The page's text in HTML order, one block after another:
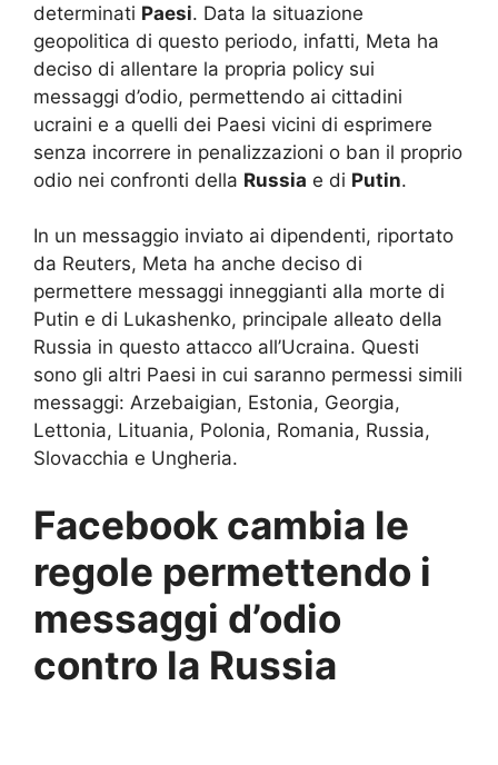
determinati Paesi. Data la situazione
geopolitica di questo periodo, infatti, Meta ha
deciso di allentare la propria policy sui
messaggi d’odio, permettendo ai cittadini
ucraini e a quelli dei Paesi vicini di esprimere
senza incorrere in penalizzazioni o ban il proprio
odio nei confronti della Russia e di Putin.
In un messaggio inviato ai dipendenti, riportato
da Reuters, Meta ha anche deciso di
permettere messaggi inneggianti alla morte di
Putin e di Lukashenko, principale alleato della
Russia in questo attacco all’Ucraina. Questi
sono gli altri Paesi in cui saranno permessi simili
messaggi: Arzebaigian, Estonia, Georgia,
Lettonia, Lituania, Polonia, Romania, Russia,
Slovacchia e Ungheria.
Facebook cambia le
regole permettendo i
messaggi d’odio
contro la Russia